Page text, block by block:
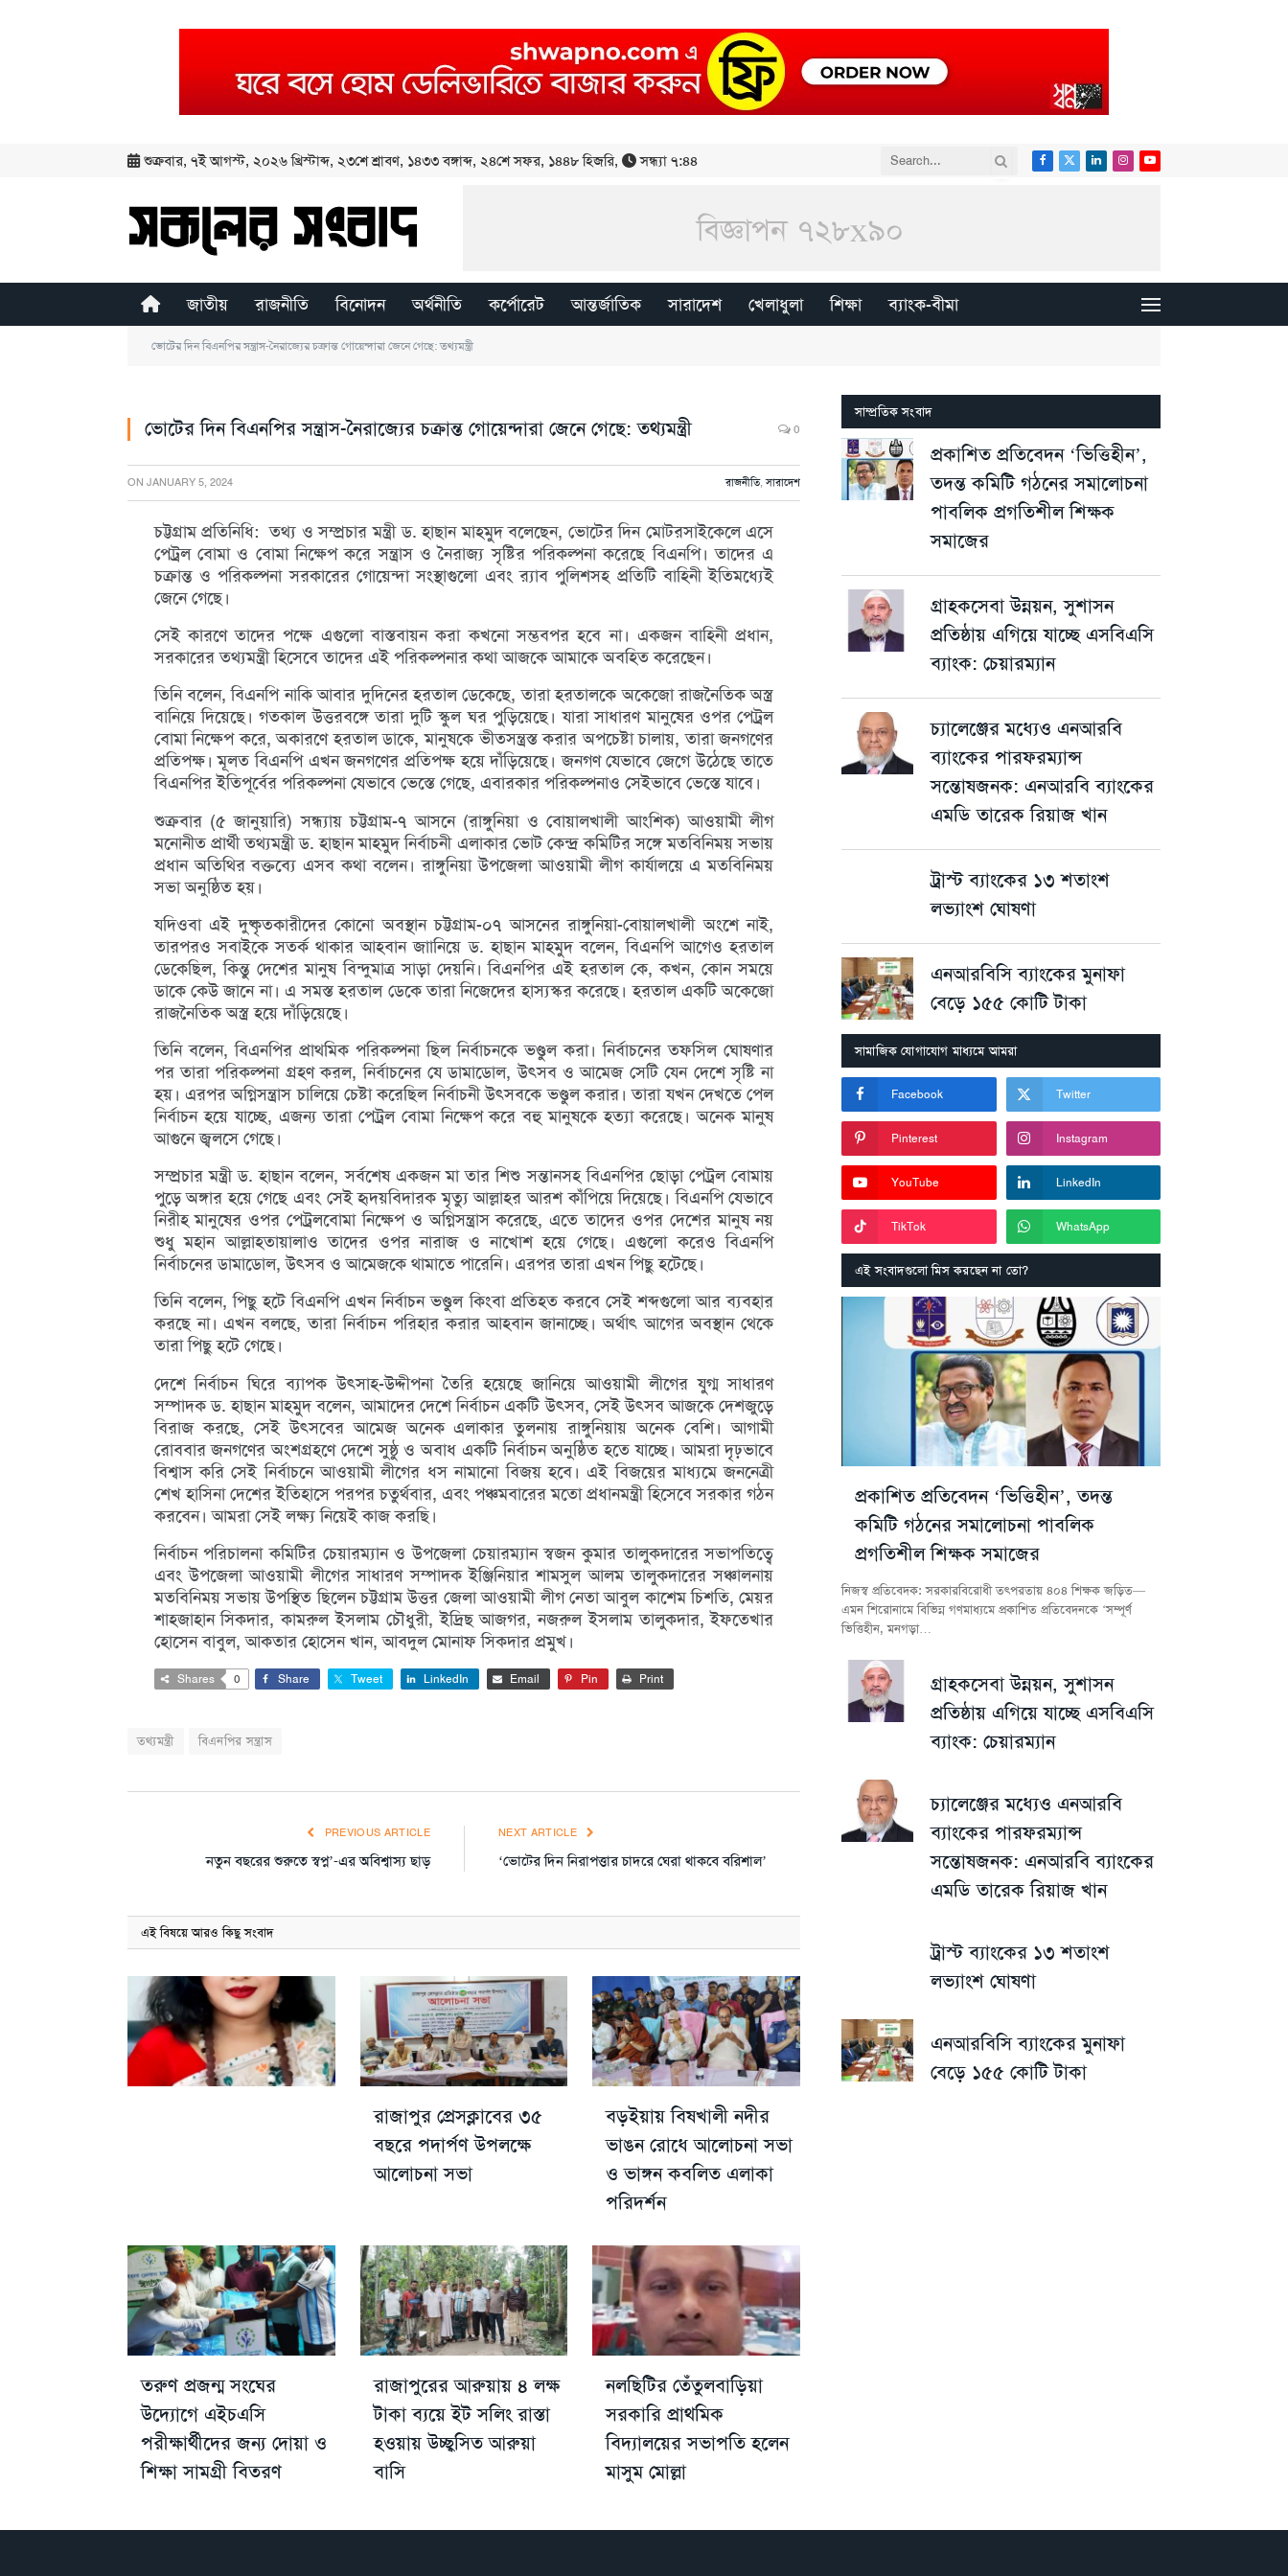
শুক্রবার, ৭ই আগস্ট, ২০২৬ খ্রিস্টাব্দ, ২৩শে শ্রাবণ, ১৪৩৩ বঙ্গাব্দ, ২৪শে সফর, ১৪৪৮ হিজরি, সন্ধ্যা ৭:৪৪ Facebook
X
LinkedInInstagram
YouTube
জাতীয় রাজনীতি বিনোদন অর্থনীতি কর্পোরেট আন্তর্জাতিক সারাদেশ খেলাধুলা শিক্ষা ব্যাংক-বীমা
ভোটের দিন বিএনপির সন্ত্রাস-নৈরাজ্যের চক্রান্ত গোয়েন্দারা জেনে গেছে: তথ্যমন্ত্রী
ভোটের দিন বিএনপির সন্ত্রাস-নৈরাজ্যের চক্রান্ত গোয়েন্দারা জেনে গেছে: তথ্যমন্ত্রী 0
ON JANUARY 5, 2024 রাজনীতি,সারাদেশ
চট্টগ্রাম প্রতিনিধি: তথ্য ও সম্প্রচার মন্ত্রী ড. হাছান মাহমুদ বলেছেন, ভোটের দিন মোটরসাইকেলে এসে
পেট্রল বোমা ও বোমা নিক্ষেপ করে সন্ত্রাস ও নৈরাজ্য সৃষ্টির পরিকল্পনা করেছে বিএনপি। তাদের এ
চক্রান্ত ও পরিকল্পনা সরকারের গোয়েন্দা সংস্থাগুলো এবং র‌্যাব পুলিশসহ প্রতিটি বাহিনী ইতিমধ্যেই
জেনে গেছে।
সেই কারণে তাদের পক্ষে এগুলো বাস্তবায়ন করা কখনো সম্ভবপর হবে না। একজন বাহিনী প্রধান,
সরকারের তথ্যমন্ত্রী হিসেবে তাদের এই পরিকল্পনার কথা আজকে আমাকে অবহিত করেছেন।
তিনি বলেন, বিএনপি নাকি আবার দুদিনের হরতাল ডেকেছে, তারা হরতালকে অকেজো রাজনৈতিক অস্ত্র
বানিয়ে দিয়েছে। গতকাল উত্তরবঙ্গে তারা দুটি স্কুল ঘর পুড়িয়েছে। যারা সাধারণ মানুষের ওপর পেট্রল
বোমা নিক্ষেপ করে, অকারণে হরতাল ডাকে, মানুষকে ভীতসন্ত্রস্ত করার অপচেষ্টা চালায়, তারা জনগণের
প্রতিপক্ষ। মূলত বিএনপি এখন জনগণের প্রতিপক্ষ হয়ে দাঁড়িয়েছে। জনগণ যেভাবে জেগে উঠেছে তাতে
বিএনপির ইতিপূর্বের পরিকল্পনা যেভাবে ভেস্তে গেছে, এবারকার পরিকল্পনাও সেইভাবে ভেস্তে যাবে।
শুক্রবার (৫ জানুয়ারি) সন্ধ্যায় চট্টগ্রাম-৭ আসনে (রাঙ্গুনিয়া ও বোয়ালখালী আংশিক) আওয়ামী লীগ
মনোনীত প্রার্থী তথ্যমন্ত্রী ড. হাছান মাহমুদ নির্বাচনী এলাকার ভোট কেন্দ্র কমিটির সঙ্গে মতবিনিময় সভায়
প্রধান অতিথির বক্তব্যে এসব কথা বলেন। রাঙ্গুনিয়া উপজেলা আওয়ামী লীগ কার্যালয়ে এ মতবিনিময়
সভা অনুষ্ঠিত হয়।
যদিওবা এই দুষ্কৃতকারীদের কোনো অবস্থান চট্টগ্রাম-০৭ আসনের রাঙ্গুনিয়া-বোয়ালখালী অংশে নাই,
তারপরও সবাইকে সতর্ক থাকার আহবান জাানিয়ে ড. হাছান মাহমুদ বলেন, বিএনপি আগেও হরতাল
ডেকেছিল, কিন্তু দেশের মানুষ বিন্দুমাত্র সাড়া দেয়নি। বিএনপির এই হরতাল কে, কখন, কোন সময়ে
ডাকে কেউ জানে না। এ সমস্ত হরতাল ডেকে তারা নিজেদের হাস্যস্কর করেছে। হরতাল একটি অকেজো
রাজনৈতিক অস্ত্র হয়ে দাঁড়িয়েছে।
তিনি বলেন, বিএনপির প্রাথমিক পরিকল্পনা ছিল নির্বাচনকে ভণ্ডুল করা। নির্বাচনের তফসিল ঘোষণার
পর তারা পরিকল্পনা গ্রহণ করল, নির্বাচনের যে ডামাডোল, উৎসব ও আমেজ সেটি যেন দেশে সৃষ্টি না
হয়। এরপর অগ্নিসন্ত্রাস চালিয়ে চেষ্টা করেছিল নির্বাচনী উৎসবকে ভণ্ডুল করার। তারা যখন দেখতে পেল
নির্বাচন হয়ে যাচ্ছে, এজন্য তারা পেট্রল বোমা নিক্ষেপ করে বহু মানুষকে হত্যা করেছে। অনেক মানুষ
আগুনে জ্বলসে গেছে।
সম্প্রচার মন্ত্রী ড. হাছান বলেন, সর্বশেষ একজন মা তার শিশু সন্তানসহ বিএনপির ছোড়া পেট্রল বোমায়
পুড়ে অঙ্গার হয়ে গেছে এবং সেই হৃদয়বিদারক মৃত্যু আল্লাহর আরশ কাঁপিয়ে দিয়েছে। বিএনপি যেভাবে
নিরীহ মানুষের ওপর পেট্রলবোমা নিক্ষেপ ও অগ্নিসন্ত্রাস করেছে, এতে তাদের ওপর দেশের মানুষ নয়
শুধু মহান আল্লাহতায়ালাও তাদের ওপর নারাজ ও নাখোশ হয়ে গেছে। এগুলো করেও বিএনপি
নির্বাচনের ডামাডোল, উৎসব ও আমেজকে থামাতে পারেনি। এরপর তারা এখন পিছু হটেছে।
তিনি বলেন, পিছু হটে বিএনপি এখন নির্বাচন ভণ্ডুল কিংবা প্রতিহত করবে সেই শব্দগুলো আর ব্যবহার
করছে না। এখন বলছে, তারা নির্বাচন পরিহার করার আহবান জানাচ্ছে। অর্থাৎ আগের অবস্থান থেকে
তারা পিছু হটে গেছে।
দেশে নির্বাচন ঘিরে ব্যাপক উৎসাহ-উদ্দীপনা তৈরি হয়েছে জানিয়ে আওয়ামী লীগের যুগ্ম সাধারণ
সম্পাদক ড. হাছান মাহমুদ বলেন, আমাদের দেশে নির্বাচন একটি উৎসব, সেই উৎসব আজকে দেশজুড়ে
বিরাজ করছে, সেই উৎসবের আমেজ অনেক এলাকার তুলনায় রাঙ্গুনিয়ায় অনেক বেশি। আগামী
রোববার জনগণের অংশগ্রহণে দেশে সুষ্ঠু ও অবাধ একটি নির্বাচন অনুষ্ঠিত হতে যাচ্ছে। আমরা দৃঢ়ভাবে
বিশ্বাস করি সেই নির্বাচনে আওয়ামী লীগের ধস নামানো বিজয় হবে। এই বিজয়ের মাধ্যমে জননেত্রী
শেখ হাসিনা দেশের ইতিহাসে পরপর চতুর্থবার, এবং পঞ্চমবারের মতো প্রধানমন্ত্রী হিসেবে সরকার গঠন
করবেন। আমরা সেই লক্ষ্য নিয়েই কাজ করছি।
নির্বাচন পরিচালনা কমিটির চেয়ারম্যান ও উপজেলা চেয়ারম্যান স্বজন কুমার তালুকদারের সভাপতিত্বে
এবং উপজেলা আওয়ামী লীগের সাধারণ সম্পাদক ইঞ্জিনিয়ার শামসুল আলম তালুকদারের সঞ্চালনায়
মতবিনিময় সভায় উপস্থিত ছিলেন চট্টগ্রাম উত্তর জেলা আওয়ামী লীগ নেতা আবুল কাশেম চিশতি, মেয়র
শাহজাহান সিকদার, কামরুল ইসলাম চৌধুরী, ইদ্রিছ আজগর, নজরুল ইসলাম তালুকদার, ইফতেখার
হোসেন বাবুল, আকতার হোসেন খান, আবদুল মোনাফ সিকদার প্রমুখ।
Shares 0 Share Tweet LinkedIn Email Pin Print
তথ্যমন্ত্রী বিএনপির সন্ত্রাস
PREVIOUS ARTICLE
নতুন বছরের শুরুতে স্বপ্ন’-এর অবিশ্বাস্য ছাড়
NEXT ARTICLE
‘ভোটের দিন নিরাপত্তার চাদরে ঘেরা থাকবে বরিশাল’
এই বিষয়ে আরও কিছু সংবাদ
রাজাপুর প্রেসক্লাবের ৩৫
বছরে পদার্পণ উপলক্ষে
আলোচনা সভা
বড়ইয়ায় বিষখালী নদীর
ভাঙন রোধে আলোচনা সভা
ও ভাঙ্গন কবলিত এলাকা
পরিদর্শন
তরুণ প্রজন্ম সংঘের
উদ্যোগে এইচএসি
পরীক্ষার্থীদের জন্য দোয়া ও
শিক্ষা সামগ্রী বিতরণ
রাজাপুরের আরুয়ায় ৪ লক্ষ
টাকা ব্যয়ে ইট সলিং রাস্তা
হওয়ায় উচ্ছ্বসিত আরুয়া
বাসি
নলছিটির তেঁতুলবাড়িয়া
সরকারি প্রাথমিক
বিদ্যালয়ের সভাপতি হলেন
মাসুম মোল্লা
সাম্প্রতিক সংবাদ
প্রকাশিত প্রতিবেদন ‘ভিত্তিহীন’,
তদন্ত কমিটি গঠনের সমালোচনা
পাবলিক প্রগতিশীল শিক্ষক
সমাজের
গ্রাহকসেবা উন্নয়ন, সুশাসন
প্রতিষ্ঠায় এগিয়ে যাচ্ছে এসবিএসি
ব্যাংক: চেয়ারম্যান
চ্যালেঞ্জের মধ্যেও এনআরবি
ব্যাংকের পারফরম্যান্স
সন্তোষজনক: এনআরবি ব্যাংকের
এমডি তারেক রিয়াজ খান
ট্রাস্ট ব্যাংকের ১৩ শতাংশ
লভ্যাংশ ঘোষণা
এনআরবিসি ব্যাংকের মুনাফা
বেড়ে ১৫৫ কোটি টাকা
সামাজিক যোগাযোগ মাধ্যমে আমরা
Facebook Twitter
Pinterest Instagram
YouTube LinkedIn
TikTok WhatsApp
এই সংবাদগুলো মিস করছেন না তো?
প্রকাশিত প্রতিবেদন ‘ভিত্তিহীন’, তদন্ত
কমিটি গঠনের সমালোচনা পাবলিক
প্রগতিশীল শিক্ষক সমাজের
নিজস্ব প্রতিবেদক: সরকারবিরোধী তৎপরতায় ৪০৪ শিক্ষক জড়িত—
এমন শিরোনামে বিভিন্ন গণমাধ্যমে প্রকাশিত প্রতিবেদনকে ‘সম্পূর্ণ
ভিত্তিহীন, মনগড়া…
গ্রাহকসেবা উন্নয়ন, সুশাসন
প্রতিষ্ঠায় এগিয়ে যাচ্ছে এসবিএসি
ব্যাংক: চেয়ারম্যান
চ্যালেঞ্জের মধ্যেও এনআরবি
ব্যাংকের পারফরম্যান্স
সন্তোষজনক: এনআরবি ব্যাংকের
এমডি তারেক রিয়াজ খান
ট্রাস্ট ব্যাংকের ১৩ শতাংশ
লভ্যাংশ ঘোষণা
এনআরবিসি ব্যাংকের মুনাফা
বেড়ে ১৫৫ কোটি টাকা